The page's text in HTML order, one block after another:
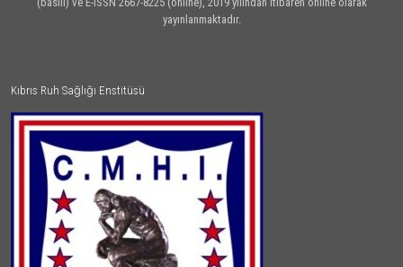
yayınlanmaktadır.
Kıbrıs Ruh Sağlığı Enstitüsü